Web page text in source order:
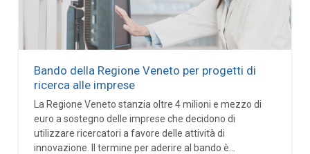
Bando della Regione Veneto per progetti di
ricerca alle imprese
La Regione Veneto stanzia oltre 4 milioni e mezzo di
euro a sostegno delle imprese che decidono di
utilizzare ricercatori a favore delle attività di
innovazione. Il termine per aderire al bando è...